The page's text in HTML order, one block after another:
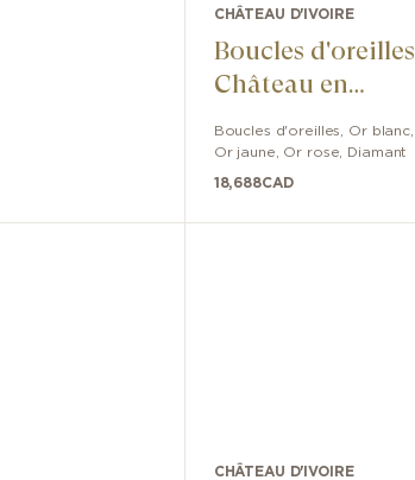
CHÂTEAU D'IVOIRE
Boucles d'oreilles
Château en
Boucles d'oreilles
Or blanc,
Or jaune, Or rose
Diamant
18,688CAD
CHÂTEAU D'IVOIRE